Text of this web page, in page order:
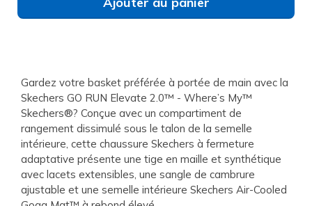
Gardez votre basket préférée à portée de main avec la
Skechers GO RUN Elevate 2.0™ - Where’s My™
Skechers®? Conçue avec un compartiment de
rangement dissimulé sous le talon de la semelle
intérieure, cette chaussure Skechers à fermeture
adaptative présente une tige en maille et synthétique
avec lacets extensibles, une sangle de cambrure
ajustable et une semelle intérieure Skechers Air-Cooled